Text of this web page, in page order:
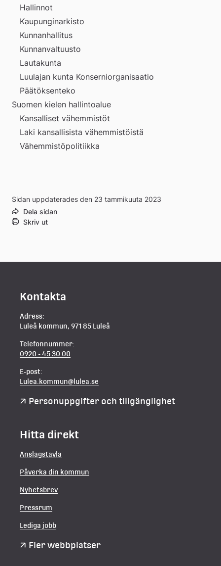
Hallinnot
Kaupunginarkisto
Kunnanhallitus
Kunnanvaltuusto
Lautakunta
Luulajan kunta Konserniorganisaatio
Päätöksenteko
Suomen kielen hallintoalue
Kansalliset vähemmistöt
Laki kansallisista vähemmistöistä
Vähemmistöpolitiikka
Sidan uppdaterades den 23 tammikuuta 2023
Dela sidan
Skriv ut
Kontakta
Adress:
Luleå kommun, 971 85 Luleå
Telefonnummer:
0920 - 45 30 00
E-post:
Lulea.kommun@lulea.se
Personuppgifter och tillgänglighet
Hitta direkt
Anslagstavla
Påverka din kommun
Nyhetsbrev
Pressrum
Lediga jobb
Fler webbplatser